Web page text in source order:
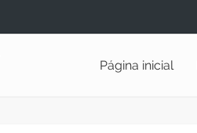
Página inicial